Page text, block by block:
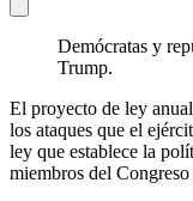
Demócratas y
Trump.
El proyecto de ley
los ataques que el
ley que establece la
miembros del